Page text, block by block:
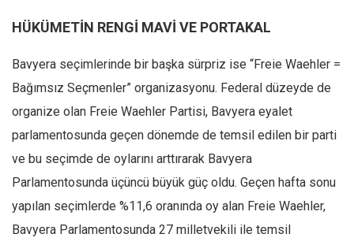
HÜKÜMETİN RENGİ MAVİ VE PORTAKAL
Bavyera seçimlerinde bir başka sürpriz ise “Freie Waehler =
Bağımsız Seçmenler” organizasyonu. Federal düzeyde de
organize olan Freie Waehler Partisi, Bavyera eyalet
parlamentosunda geçen dönemde de temsil edilen bir parti
ve bu seçimde de oylarını arttırarak Bavyera
Parlamentosunda üçüncü büyük güç oldu. Geçen hafta sonu
yapılan seçimlerde %11,6 oranında oy alan Freie Waehler,
Bavyera Parlamentosunda 27 milletvekili ile temsil